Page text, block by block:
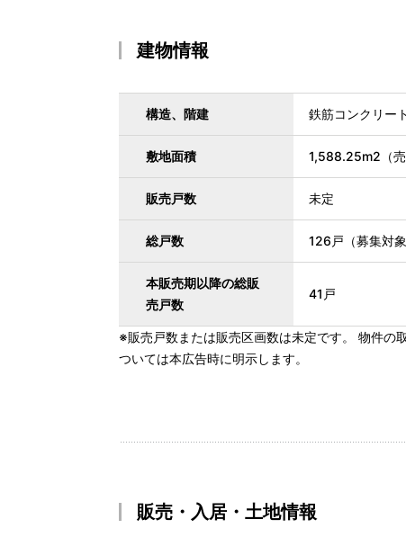
建物情報
構造、階建 鉄筋コンクリー
敷地面積 1,588.25m2（売
販売戸数 未定
総戸数 126戸（募集対
本販売期以降の総販
売戸数
41戸
※販売戸数または販売区画数は未定です。 物件の
ついては本広告時に明示します。
販売・入居・土地情報